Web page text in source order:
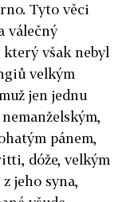
Tyto věci
válečný
který však nebyl
velkým
jen jednu
pánem,
dóže, velkým
jeho syna,